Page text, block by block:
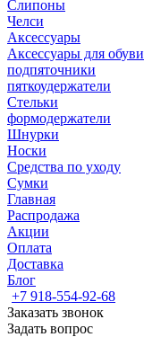
Слипоны
Челси
Аксессуары
Аксессуары для обуви
подпяточники
пяткоудержатели
Стельки
формодержатели
Шнурки
Носки
Средства по уходу
Сумки
Главная
Распродажа
Акции
Оплата
Доставка
Блог
+7 918-554-92-68
Заказать звонок
Задать вопрос